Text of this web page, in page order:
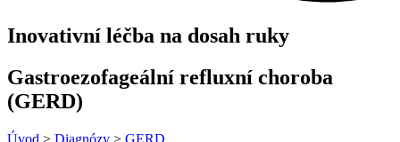
Inovativní léčba na dosah ruky
Gastroezofageální refluxní choroba
(GERD)
Úvod > Diagnózy > GERD